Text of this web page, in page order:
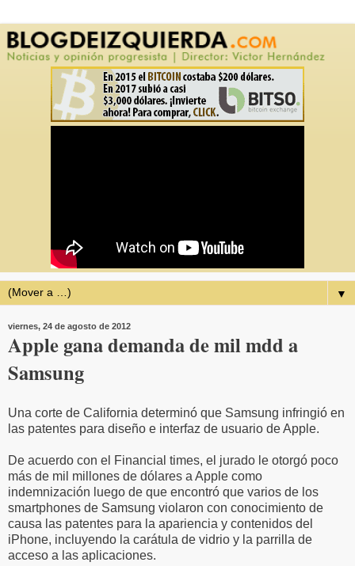
▼
viernes, 24 de agosto de 2012
Apple gana demanda de mil mdd a
Samsung
Una corte de California determinó que Samsung infringió en
las patentes para diseño e interfaz de usuario de Apple.
De acuerdo con el Financial times, el jurado le otorgó poco
más de mil millones de dólares a Apple como
indemnización luego de que encontró que varios de los
smartphones de Samsung violaron con conocimiento de
causa las patentes para la apariencia y contenidos del
iPhone, incluyendo la carátula de vidrio y la parrilla de
acceso a las aplicaciones.